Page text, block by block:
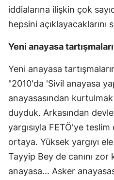
iddialarına ilişkin çok
hepsini açıklayacaklarını
Yeni anayasa tartışmaları
Yeni anayasa
"2010'da 'Sivil anayasa
anayasasından kurtulmak
duyduk. Arkasından
yargısıyla FETÖ'ye
ortaya. Yüksek yargıyı
Tayyip Bey de canını zor
anayasa... Asker